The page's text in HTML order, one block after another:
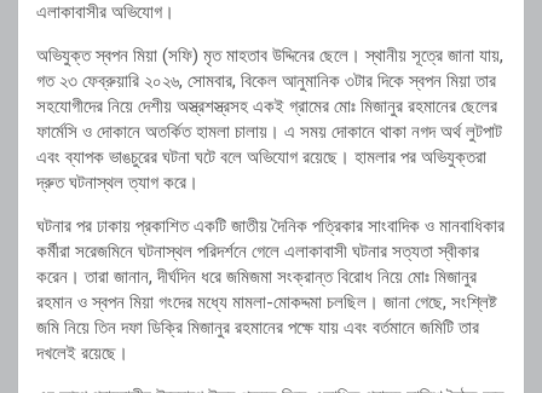
এলাকাবাসীর অভিযোগ।
অভিযুক্ত স্বপন মিয়া (সফি) মৃত মাহতাব উদ্দিনের ছেলে। স্থানীয় সূত্রে জানা যায়,
গত ২৩ ফেব্রুয়ারি ২০২৬, সোমবার, বিকেল আনুমানিক ৩টার দিকে স্বপন মিয়া তার
সহযোগীদের নিয়ে দেশীয় অস্ত্রশস্ত্রসহ একই গ্রামের মোঃ মিজানুর রহমানের ছেলের
ফার্মেসি ও দোকানে অতর্কিত হামলা চালায়। এ সময় দোকানে থাকা নগদ অর্থ লুটপাট
এবং ব্যাপক ভাঙচুরের ঘটনা ঘটে বলে অভিযোগ রয়েছে। হামলার পর অভিযুক্তরা
দ্রুত ঘটনাস্থল ত্যাগ করে।
ঘটনার পর ঢাকায় প্রকাশিত একটি জাতীয় দৈনিক পত্রিকার সাংবাদিক ও মানবাধিকার
কর্মীরা সরেজমিনে ঘটনাস্থল পরিদর্শনে গেলে এলাকাবাসী ঘটনার সত্যতা স্বীকার
করেন। তারা জানান, দীর্ঘদিন ধরে জমিজমা সংক্রান্ত বিরোধ নিয়ে মোঃ মিজানুর
রহমান ও স্বপন মিয়া গংদের মধ্যে মামলা-মোকদ্দমা চলছিল। জানা গেছে, সংশ্লিষ্ট
জমি নিয়ে তিন দফা ডিক্রি মিজানুর রহমানের পক্ষে যায় এবং বর্তমানে জমিটি তার
দখলেই রয়েছে।